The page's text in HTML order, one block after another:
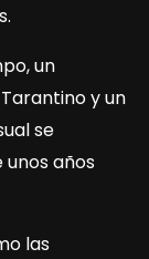
un
y un
se
años
las